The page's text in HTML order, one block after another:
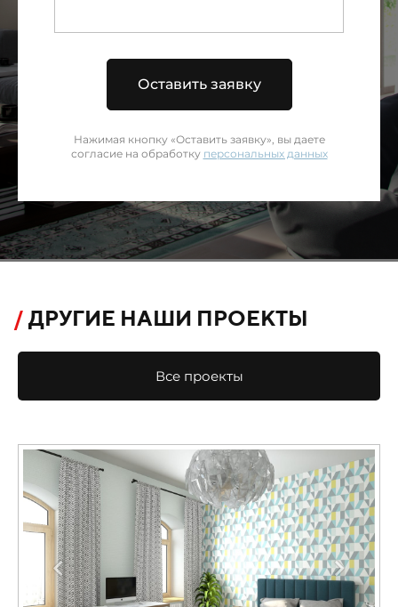
Оставить заявку
Нажимая кнопку «Оставить заявку», вы даете
согласие на обработку персональных данных
/ ДРУГИЕ НАШИ ПРОЕКТЫ
Все проекты